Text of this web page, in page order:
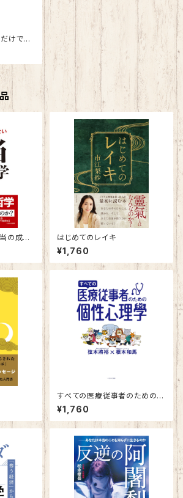
けで世
の成功
はじめてのレイキ
¥1,760
すべての医療従事者のための個
性心理學
¥1,760